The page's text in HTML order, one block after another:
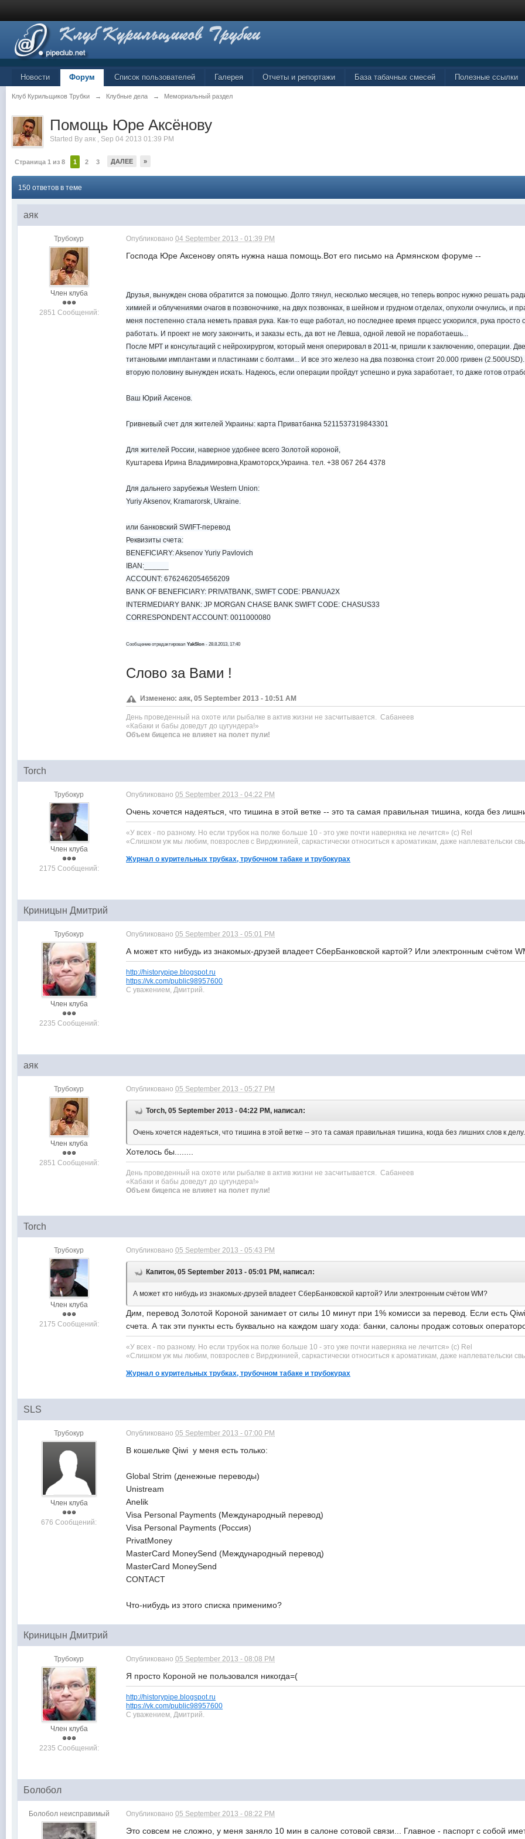
Новости Форум Список пользователей Галерея Отчеты и репортажи База табачных смесей Полезные ссылки
Клуб Курильщиков Трубки → Клубные дела → Мемориальный раздел
Помощь Юре Аксёнову
Started Byаяк , Sep 04 2013 01:39 PM
Страница 1 из 8 1 2 3 ДАЛЕЕ »
150 ответов в теме
аяк
Трубокур
Член клуба
2851 Сообщений:
Опубликовано04 September 2013 - 01:39 PM
Господа Юре Аксенову опять нужна наша помощь.Вот его письмо на Армянском форуме --
Друзья, вынужден снова обратится за помощью. Долго тянул, несколько месяцев, но теперь вопрос нужно решать
химией и облучениями очагов в позвоночнике, на двух позвонках, в шейном и грудном отделах, опухоли очнулись, и
меня постепенно стала неметь правая рука. Как-то еще работал, но последнее время прцесс ускорился, рука
работать. И проект не могу закончить, и заказы есть, да вот не Левша, одной левой не поработаешь...
После МРТ и консультаций с нейрохирургом, который меня оперировал в 2011-м, пришли к заключению, операции.
титановыми имплантами и пластинами с болтами... И все это железо на два позвонка стоит 20.000 гривен
вторую половину вынужден искать. Надеюсь, если операции пройдут успешно и рука заработает, то даже готов
Ваш Юрий Аксенов.
Гривневый счет для жителей Украины: карта Приватбанка 5211537319843301
Для жителей России, наверное удобнее всего Золотой короной,
Куштарева Ирина Владимировна,Крамоторск,Украина. тел. +38 067 264 4378
Для дальнего зарубежья Western Union:
Yuriy Aksenov, Kramarorsk, Ukraine.
или банковский SWIFT-перевод
Реквизиты счета:
BENEFICIARY: Aksenov Yuriy Pavlovich
IBAN:______
ACCOUNT: 6762462054656209
BANK OF BENEFICIARY: PRIVATBANK, SWIFT CODE: PBANUA2X
INTERMEDIARY BANK: JP MORGAN CHASE BANK SWIFT CODE: CHASUS33
CORRESPONDENT ACCOUNT: 0011000080
Сообщение отредактировалYakSlon - 28.8.2013, 17:40
Слово за Вами !
Изменено: аяк, 05 September 2013 - 10:51 AM
День проведенный на охоте или рыбалке в актив жизни не засчитывается. Сабанеев
«Кабаки и бабы доведут до цугундера!»
Объем бицепса не влияет на полет пули!
Torch
Трубокур
Член клуба
2175 Сообщений:
Опубликовано05 September 2013 - 04:22 PM
Очень хочется надеяться, что тишина в этой ветке -- это та самая правильная тишина, когда без
«У всех - по разному. Но если трубок на полке больше 10 - это уже почти наверняка не лечится» (с) Rel
«Слишком уж мы любим, повзрослев с Вирджинией, саркастически относиться к ароматикам, даже наплевательски
Журнал о курительных трубках, трубочном табаке и трубокурах
Криницын Дмитрий
Трубокур
Член клуба
2235 Сообщений:
Опубликовано05 September 2013 - 05:01 PM
А может кто нибудь из знакомых-друзей владеет СберБанковской картой? Или электронным счётом
http://historypipe.blogspot.ru
https://vk.com/public98957600
С уважением, Дмитрий.
аяк
Трубокур
Член клуба
2851 Сообщений:
Опубликовано05 September 2013 - 05:27 PM
Torch, 05 September 2013 - 04:22 PM, написал:
Очень хочется надеяться, что тишина в этой ветке -- это та самая правильная тишина, когда без лишних слов к делу.
Хотелось бы........
День проведенный на охоте или рыбалке в актив жизни не засчитывается. Сабанеев
«Кабаки и бабы доведут до цугундера!»
Объем бицепса не влияет на полет пули!
Torch
Трубокур
Член клуба
2175 Сообщений:
Опубликовано05 September 2013 - 05:43 PM
Капитон, 05 September 2013 - 05:01 PM, написал:
А может кто нибудь из знакомых-друзей владеет СберБанковской картой? Или электронным счётом WM?
Дим, перевод Золотой Короной занимает от силы 10 минут при 1% комисси за перевод. Если есть
счета. А так эти пункты есть буквально на каждом шагу хода: банки, салоны продаж сотовых
«У всех - по разному. Но если трубок на полке больше 10 - это уже почти наверняка не лечится» (с) Rel
«Слишком уж мы любим, повзрослев с Вирджинией, саркастически относиться к ароматикам, даже наплевательски
Журнал о курительных трубках, трубочном табаке и трубокурах
SLS
Трубокур
Член клуба
676 Сообщений:
Опубликовано05 September 2013 - 07:00 PM
В кошельке Qiwi у меня есть только:
Global Strim (денежные переводы)
Unistream
Anelik
Visa Personal Payments (Международный перевод)
Visa Personal Payments (Россия)
PrivatMoney
MasterCard MoneySend (Международный перевод)
MasterCard MoneySend
CONTACT
Что-нибудь из этого списка применимо?
Криницын Дмитрий
Трубокур
Член клуба
2235 Сообщений:
Опубликовано05 September 2013 - 08:08 PM
Я просто Короной не пользовался никогда=(
http://historypipe.blogspot.ru
https://vk.com/public98957600
С уважением, Дмитрий.
Болобол
Болобол неисправимый Опубликовано05 September 2013 - 08:22 PM
Это совсем не сложно, у меня заняло 10 мин в салоне сотовой связи... Главное - паспорт с собой